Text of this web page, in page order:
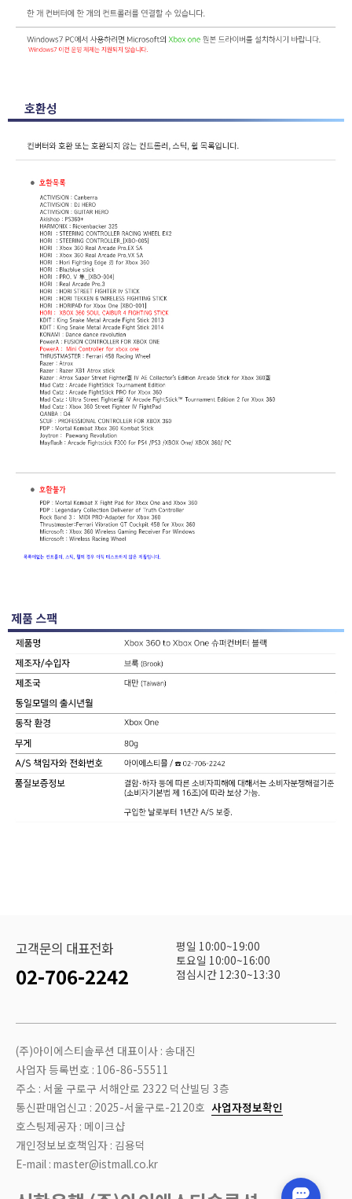
고객문의 대표전화
02-706-2242
평일 10:00~19:00
토요일 10:00~16:00
점심시간 12:30~13:30
(주)아이에스티솔루션 대표이사 : 송대진
사업자 등록번호 : 106-86-55511
주소 : 서울 구로구 서해안로 2322 덕산빌딩 3층
통신판매업신고 : 2025-서울구로-2120호 사업자정보확인
호스팅제공자 : 메이크샵
개인정보보호책임자 : 김용덕
E-mail : master@istmall.co.kr